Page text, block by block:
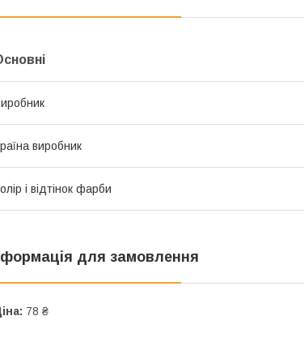
виробник
і відтінок фарби
для замовлення
78 ₴